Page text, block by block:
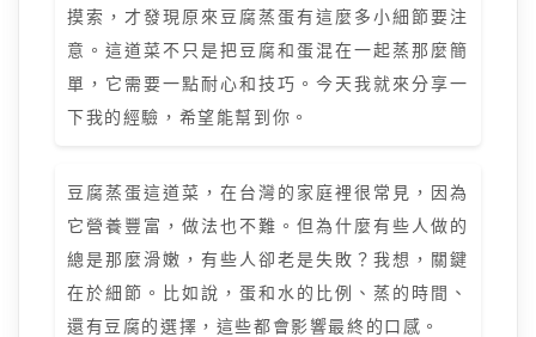
摸索，才發現原來豆腐蒸蛋有這麼多小細節要注
意。這道菜不只是把豆腐和蛋混在一起蒸那麼簡
單，它需要一點耐心和技巧。今天我就來分享一
下我的經驗，希望能幫到你。
豆腐蒸蛋這道菜，在台灣的家庭裡很常見，因為
它營養豐富，做法也不難。但為什麼有些人做的
總是那麼滑嫩，有些人卻老是失敗？我想，關鍵
在於細節。比如說，蛋和水的比例、蒸的時間、
還有豆腐的選擇，這些都會影響最終的口感。